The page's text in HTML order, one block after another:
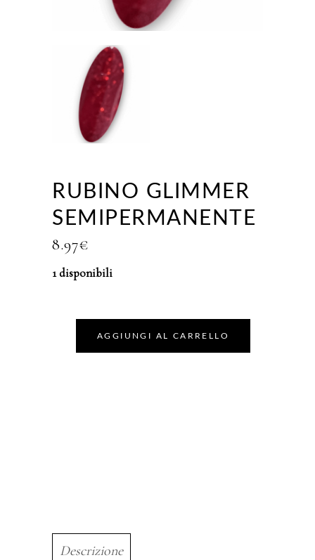
RUBINO GLIMMER
SEMIPERMANENTE
8.97€
1 disponibili
AGGIUNGI AL CARRELLO
Descrizione